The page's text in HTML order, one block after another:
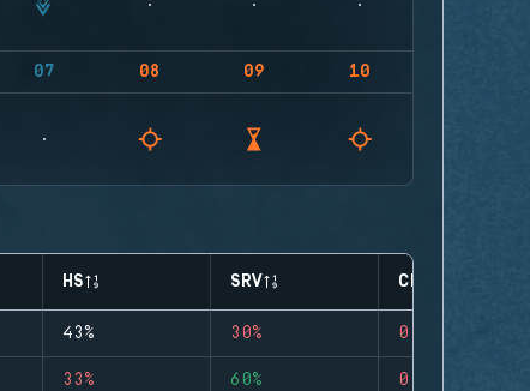
07 08 09 10
HS SRV CLUTCHES
43% 30% 0
33% 60% 0